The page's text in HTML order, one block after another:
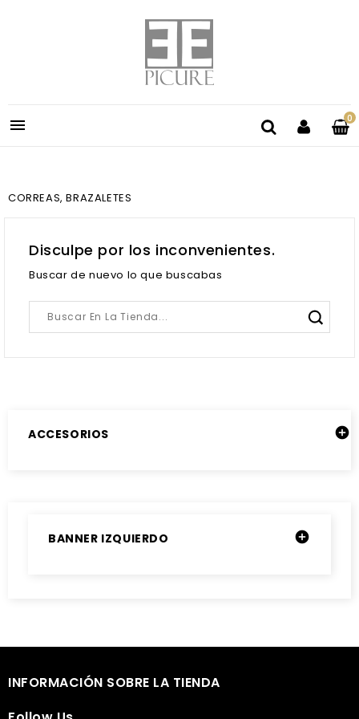
 0
CORREAS, BRAZALETES
Disculpe por los inconvenientes.
Buscar de nuevo lo que buscabas
ACCESORIOS 
BANNER IZQUIERDO 
INFORMACIÓN SOBRE LA TIENDA